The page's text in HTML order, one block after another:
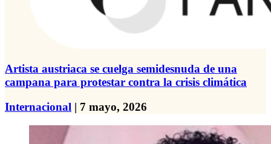
Artista austriaca se cuelga semidesnuda de una
campana para protestar contra la crisis climática
Internacional | 7 mayo, 2026